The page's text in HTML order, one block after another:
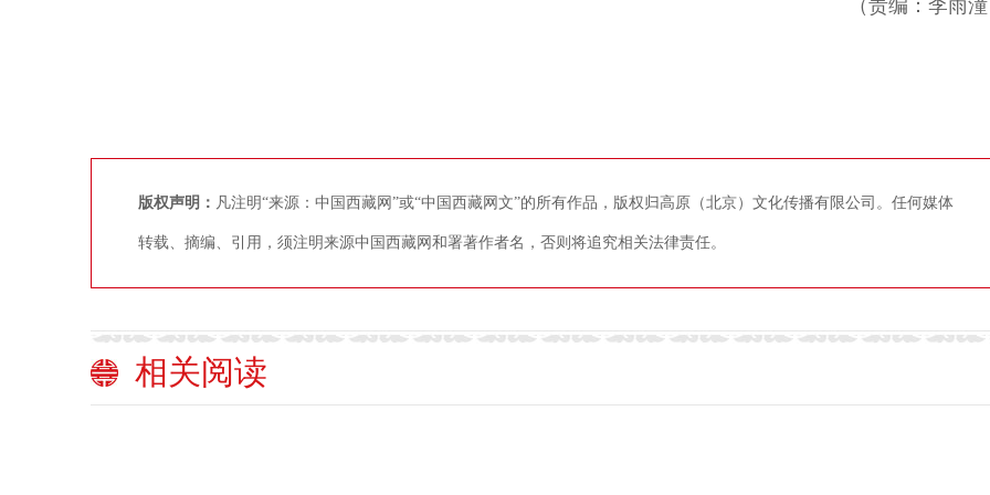
（责编：李雨潼
版权声明： 凡注明“来源：中国西藏网”或“中国西藏网文”的所有作品，版权归高原（北京）文化传播有限公司。任何媒体
转载、摘编、引用，须注明来源中国西藏网和署著作者名，否则将追究相关法律责任。
相关阅读